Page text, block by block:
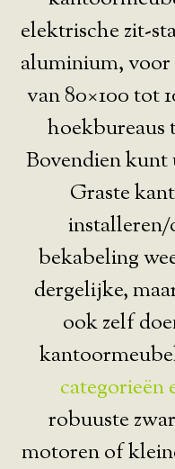
elektrische zit-
aluminium, voor
van 80×100 tot
hoekbureaus
Bovendien
Graste
installeren/
bekabeling
dergelijke,
ook zelf
categorieën
robuuste
motoren of